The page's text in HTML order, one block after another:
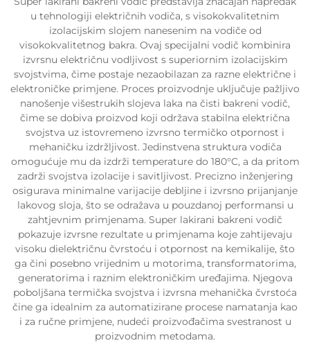
u tehnologiji električnih vodiča, s visokokvalitetnim
izolacijskim slojem nanesenim na vodiče od
visokokvalitetnog bakra. Ovaj specijalni vodič kombinira
izvrsnu električnu vodljivost s superiornim izolacijskim
svojstvima, čime postaje nezaobilazan za razne električne i
elektroničke primjene. Proces proizvodnje uključuje pažljivo
nanošenje višestrukih slojeva laka na čisti bakreni vodič,
čime se dobiva proizvod koji održava stabilna električna
svojstva uz istovremeno izvrsno termičko otpornost i
mehaničku izdržljivost. Jedinstvena struktura vodiča
omogućuje mu da izdrži temperature do 180°C, a da pritom
zadrži svojstva izolacije i savitljivost. Precizno inženjering
osigurava minimalne varijacije debljine i izvrsno prijanjanje
lakovog sloja, što se odražava u pouzdanoj performansi u
zahtjevnim primjenama. Super lakirani bakreni vodič
pokazuje izvrsne rezultate u primjenama koje zahtijevaju
visoku dielektričnu čvrstoću i otpornost na kemikalije, što
ga čini posebno vrijednim u motorima, transformatorima,
generatorima i raznim elektroničkim uređajima. Njegova
poboljšana termička svojstva i izvrsna mehanička čvrstoća
čine ga idealnim za automatizirane procese namatanja kao
i za ručne primjene, nudeći proizvođačima svestranost u
proizvodnim metodama.